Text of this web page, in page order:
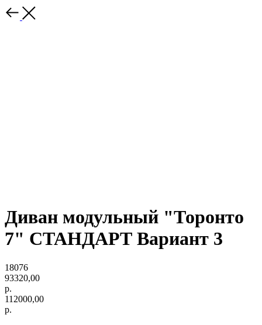
Диван модульный "Торонто
7" СТАНДАРТ Вариант 3
18076
93320,00
р.
112000,00
р.